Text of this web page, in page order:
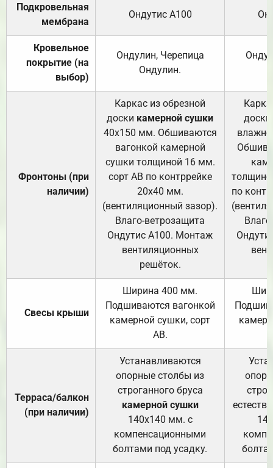
Подкровельная
мембрана
Ондутис А100
Кровельное
покрытие (на
выбор)
Ондулин, Черепица
Ондулин.
Фронтоны (при
наличии)
Каркас из обрезной
доски камерной сушки
40х150 мм. Обшиваются
вагонкой камерной
сушки толщиной 16 мм.
сорт АВ по контррейке
20х40 мм.
(вентиляционный зазор).
Влаго-ветрозащита
Ондутис А100. Монтаж
вентиляционных
решёток.
доски
по
Свесы крыши
Ширина 400 мм.
Подшиваются вагонкой
камерной сушки, сорт
АВ.
Терраса/балкон
(при наличии)
Устанавливаются
опорные столбы из
строганного бруса
камерной сушки
140х140 мм. с
компенсационными
болтами под усадку.